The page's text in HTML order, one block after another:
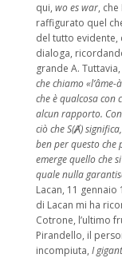
qui, wo es war, che
raffigurato quel
del tutto evidente,
dialoga,
grande A.
che chiamo«l’âme-
che è qualcosa con
alcun rapporto.
ciò che S(Ⱥ)
ben per questo che
emerge quello che
quale nulla
Lacan, 11
di Lacan mi ha
Cotrone, l’ultimo
Pirandello, il
incompiuta, I